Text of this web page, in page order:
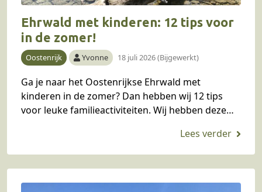
Ehrwald met kinderen: 12 tips voor
in de zomer!
Oostenrijk Yvonne 18 juli 2026 (Bijgewerkt)
Ga je naar het Oostenrijkse Ehrwald met
kinderen in de zomer? Dan hebben wij 12 tips
voor leuke familieactiviteiten. Wij hebben deze